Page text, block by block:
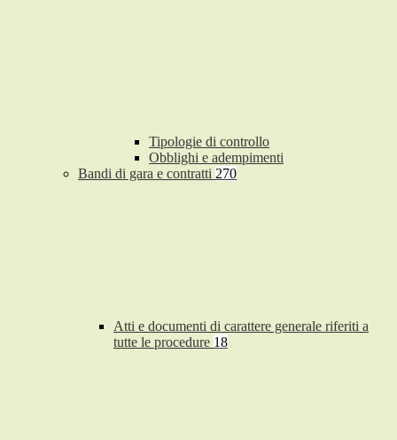
Tipologie di controllo
Obblighi e adempimenti
Bandi di gara e contratti 270
Atti e documenti di carattere generale riferiti a
tutte le procedure 18